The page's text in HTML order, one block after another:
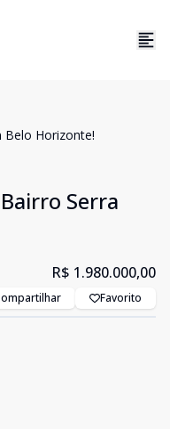
Belo Horizonte!
Serra
R$ 1.980.000,00
Favorito